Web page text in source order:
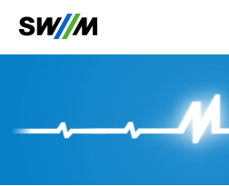
Ihr Suchbegriff